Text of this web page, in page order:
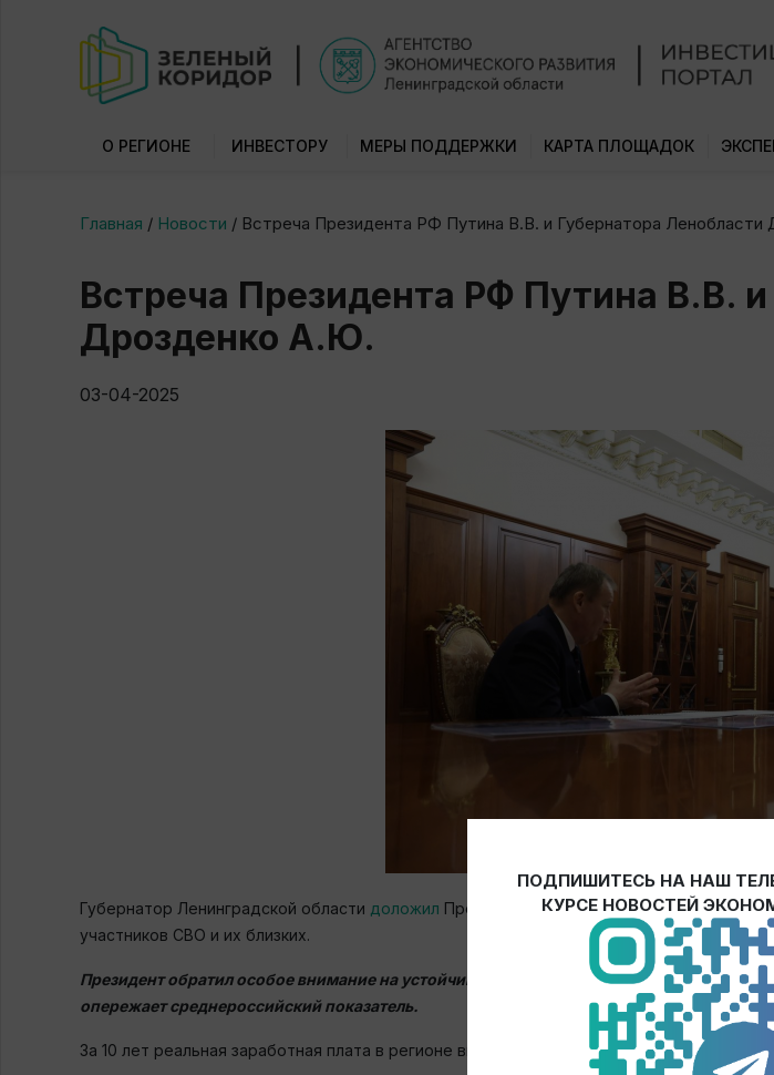
О РЕГИОНЕ ИНВЕСТОРУ МЕРЫ ПОДДЕРЖКИ КАРТА ПЛОЩАДОК
Главная / Новости / Встреча Президента РФ Путина В.В. и Губернатора
Встреча Президента РФ Путина В.В.
Дрозденко А.Ю.
03-04-2025
Губернатор Ленинградской области доложил Президенту России Владимиру Путину о
участников СВО и их близких.
Президент обратил особое внимание на устойчивую структуру региональной
опережает среднероссийский показатель.
За 10 лет реальная заработная плата в регионе выросла почти в три раза. Построено
ПОДПИШИТЕСЬ НА НАШ
КУРСЕ НОВОСТЕЙ